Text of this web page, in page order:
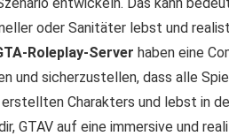
oder Sanitäter lebst und
Server haben eine
und sicherzustellen, dass alle
Charakters und lebst in
GTAV auf eine immersive und